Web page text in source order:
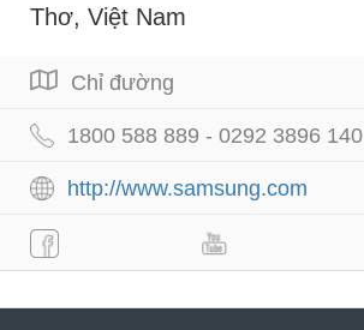
Thơ, Việt Nam
Chỉ đường
1800 588 889 - 0292 3896 140
http://www.samsung.com